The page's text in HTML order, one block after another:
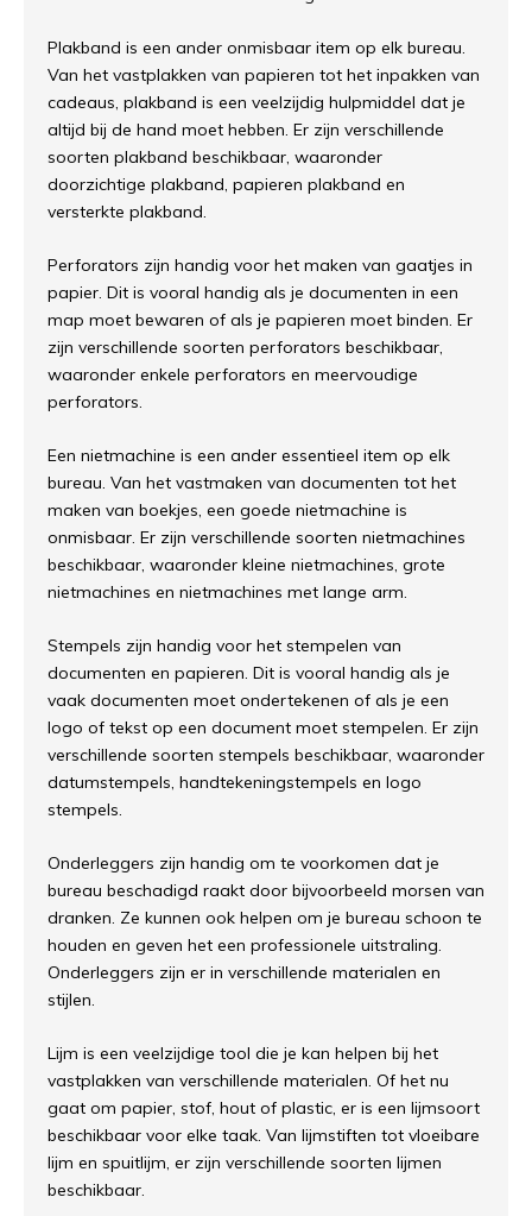
Plakband is een ander onmisbaar item op elk bureau.
Van het vastplakken van papieren tot het inpakken van
cadeaus, plakband is een veelzijdig hulpmiddel dat je
altijd bij de hand moet hebben. Er zijn verschillende
soorten plakband beschikbaar, waaronder
doorzichtige plakband, papieren plakband en
versterkte plakband.
Perforators zijn handig voor het maken van gaatjes in
papier. Dit is vooral handig als je documenten in een
map moet bewaren of als je papieren moet binden. Er
zijn verschillende soorten perforators beschikbaar,
waaronder enkele perforators en meervoudige
perforators.
Een nietmachine is een ander essentieel item op elk
bureau. Van het vastmaken van documenten tot het
maken van boekjes, een goede nietmachine is
onmisbaar. Er zijn verschillende soorten nietmachines
beschikbaar, waaronder kleine nietmachines, grote
nietmachines en nietmachines met lange arm.
Stempels zijn handig voor het stempelen van
documenten en papieren. Dit is vooral handig als je
vaak documenten moet ondertekenen of als je een
logo of tekst op een document moet stempelen. Er zijn
verschillende soorten stempels beschikbaar, waaronder
datumstempels, handtekeningstempels en logo
stempels.
Onderleggers zijn handig om te voorkomen dat je
bureau beschadigd raakt door bijvoorbeeld morsen van
dranken. Ze kunnen ook helpen om je bureau schoon te
houden en geven het een professionele uitstraling.
Onderleggers zijn er in verschillende materialen en
stijlen.
Lijm is een veelzijdige tool die je kan helpen bij het
vastplakken van verschillende materialen. Of het nu
gaat om papier, stof, hout of plastic, er is een lijmsoort
beschikbaar voor elke taak. Van lijmstiften tot vloeibare
lijm en spuitlijm, er zijn verschillende soorten lijmen
beschikbaar.